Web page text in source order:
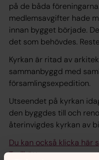
på de båda
medlemsavgifter hade
innan bygget började.
det som behövdes.
Kyrkan är ritad av
sammanbyggd med
församlingsexpedition.
Utseendet på kyrkan
den byggdes till och
återinvigdes kyrkan av
Du kan också klicka här
Trollhättan.